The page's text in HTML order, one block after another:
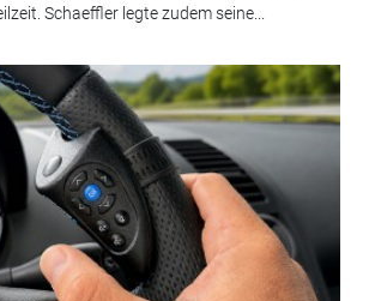
Schaeffler legte zudem seine...